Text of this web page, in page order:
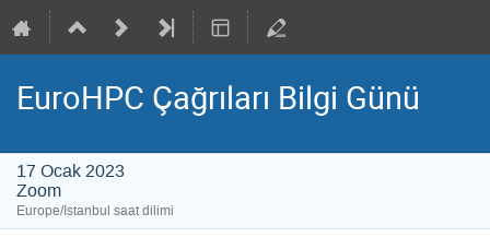
EuroHPC Çağrıları Bilgi Günü
17 Ocak 2023
Zoom
Europe/Istanbul saat dilimi